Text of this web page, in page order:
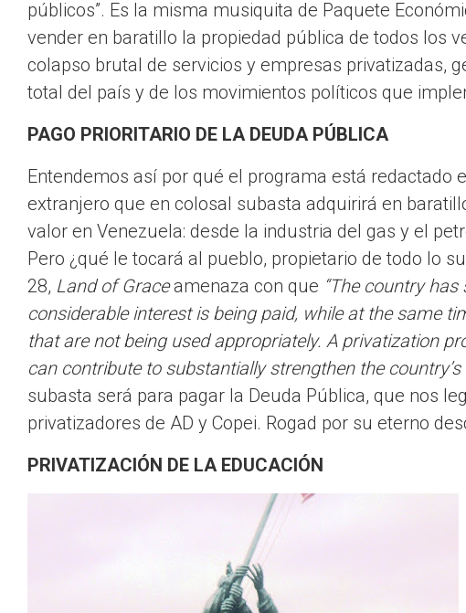
públicos”. Es la misma musiquita de Paquete
vender en baratillo la propiedad pública de todos los
colapso brutal de servicios y empresas privatizadas,
total del país y de los movimientos políticos que
PAGO PRIORITARIO DE LA DEUDA PÚBLICA
Entendemos así por qué el programa está redactado
extranjero que en colosal subasta adquirirá en
valor en Venezuela: desde la industria del gas y el
Pero ¿qué le tocará al pueblo, propietario de todo lo
28, Land of Graceamenaza con que “The country
considerable interest is being paid, while at the same
that are not being used appropriately. A privatization
can contribute to substantially strengthen the country’s
subasta será para pagar la Deuda Pública, que nos
privatizadores de AD y Copei. Rogad por su eterno
PRIVATIZACIÓN DE LA EDUCACIÓN